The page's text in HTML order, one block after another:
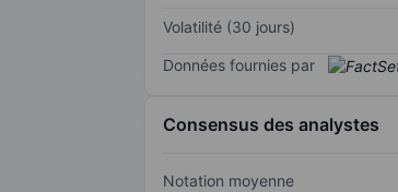
Volatilité (30 jours)
Données fournies par
Consensus des analystes
Notation moyenne